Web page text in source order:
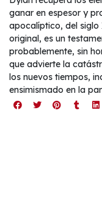
ganar en espesor y
apocalíptico, del siglo
original, es un
probablemente, sin
que advierte la
los nuevos tiempos,
ensimismado en la